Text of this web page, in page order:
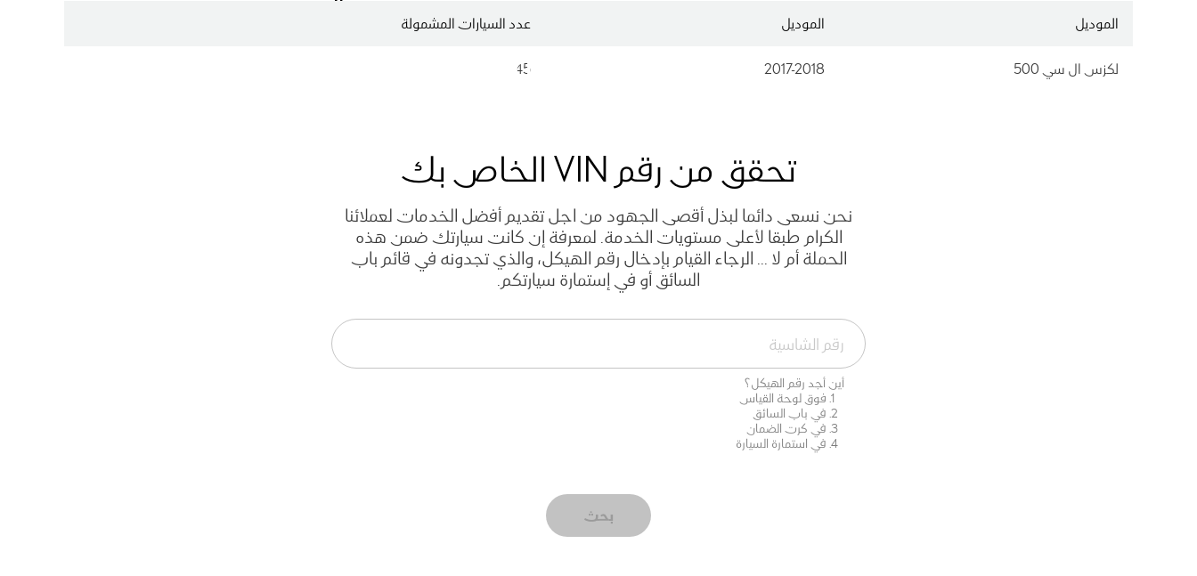
تغيير مضخة الوقود
الموديل الموديل عدد السيارات المشمولة
لكزس ال سي 500 2017-2018
45
تحقق من رقم VIN الخاص بك
نحن نسعى دائما لبذل أقصى الجهود من اجل تقديم أفضل الخدمات لعملائنا
الكرام طبقا لأعلى مستويات الخدمة. لمعرفة إن كانت سيارتك ضمن هذه
الحملة أم لا ... الرجاء القيام بإدخال رقم الهيكل، والذي تجدونه في قائم باب
السائق أو في إستمارة سيارتكم.
أين أجد رقم الهيكل؟
فوق لوحة القياس
في باب السائق
في كرت الضمان
في استمارة السيارة
بحث